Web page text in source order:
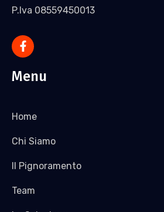
P.Iva 08559450013
Menu
Home
Chi Siamo
Il Pignoramento
Team